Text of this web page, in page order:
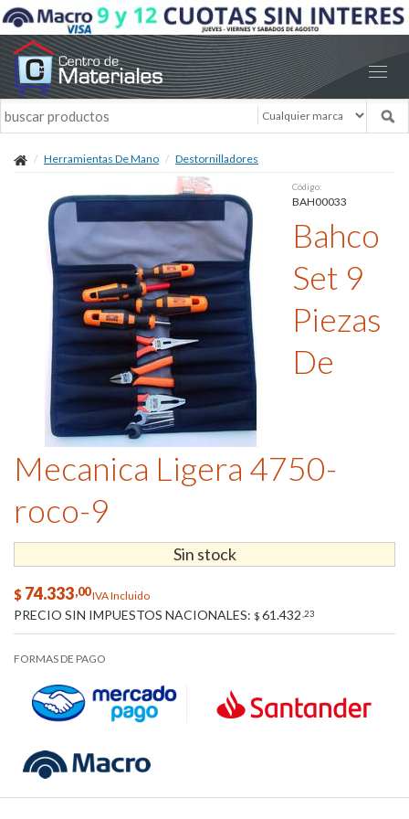
Herramientas De Mano Destornilladores
Código:
BAH00033
Bahco
Set 9
Piezas
De
Mecanica Ligera 4750-
roco-9
Sin stock
$ 74.333,00IVA Incluido
PRECIO SIN IMPUESTOS NACIONALES: $ 61.432 ,23
FORMAS DE PAGO